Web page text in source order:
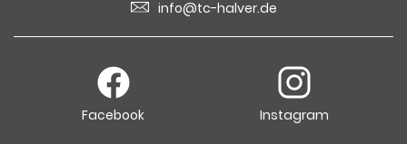
info@tc-halver.de
Facebook Instagram